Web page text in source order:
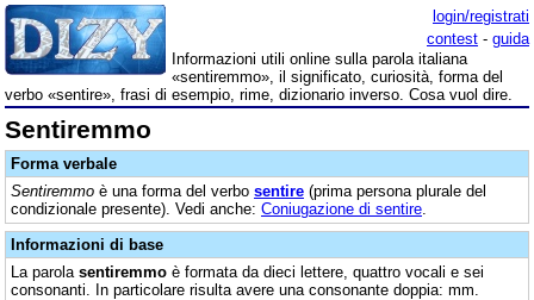
login/registrati
contest - guida
Informazioni utili online sulla parola italiana
«sentiremmo», il significato, curiosità, forma del
verbo «sentire», frasi di esempio, rime, dizionario inverso. Cosa vuol dire.
Sentiremmo
Forma verbale
Sentiremmo è una forma del verbo sentire (prima persona plurale del
condizionale presente). Vedi anche: Coniugazione di sentire
Informazioni di base
La parola sentiremmo è formata da dieci lettere, quattro vocali e sei
consonanti. In particolare risulta avere una consonante doppia: mm.